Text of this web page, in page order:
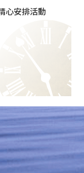
心安排活動